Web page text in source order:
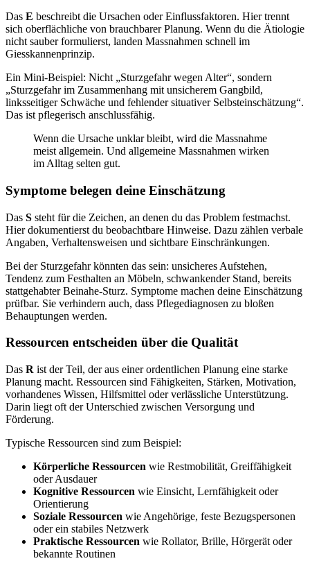
Das E beschreibt die Ursachen oder Einflussfaktoren. Hier trennt
sich oberflächliche von brauchbarer Planung. Wenn du die Ätiologie
nicht sauber formulierst, landen Massnahmen schnell im
Giesskannenprinzip.
Ein Mini-Beispiel: Nicht „Sturzgefahr wegen Alter“, sondern
„Sturzgefahr im Zusammenhang mit unsicherem Gangbild,
linksseitiger Schwäche und fehlender situativer Selbsteinschätzung“.
Das ist pflegerisch anschlussfähig.
Wenn die Ursache unklar bleibt, wird die Massnahme
meist allgemein. Und allgemeine Massnahmen wirken
im Alltag selten gut.
Symptome belegen deine Einschätzung
Das S steht für die Zeichen, an denen du das Problem festmachst.
Hier dokumentierst du beobachtbare Hinweise. Dazu zählen verbale
Angaben, Verhaltensweisen und sichtbare Einschränkungen.
Bei der Sturzgefahr könnten das sein: unsicheres Aufstehen,
Tendenz zum Festhalten an Möbeln, schwankender Stand, bereits
stattgehabter Beinahe-Sturz. Symptome machen deine Einschätzung
prüfbar. Sie verhindern auch, dass Pflegediagnosen zu bloßen
Behauptungen werden.
Ressourcen entscheiden über die Qualität
Das R ist der Teil, der aus einer ordentlichen Planung eine starke
Planung macht. Ressourcen sind Fähigkeiten, Stärken, Motivation,
vorhandenes Wissen, Hilfsmittel oder verlässliche Unterstützung.
Darin liegt oft der Unterschied zwischen Versorgung und
Förderung.
Typische Ressourcen sind zum Beispiel:
Körperliche Ressourcen wie Restmobilität, Greiffähigkeit
oder Ausdauer
Kognitive Ressourcen wie Einsicht, Lernfähigkeit oder
Orientierung
Soziale Ressourcen wie Angehörige, feste Bezugspersonen
oder ein stabiles Netzwerk
Praktische Ressourcen wie Rollator, Brille, Hörgerät oder
bekannte Routinen